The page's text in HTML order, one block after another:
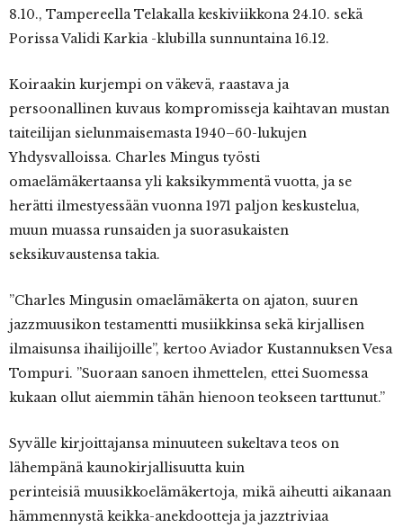
8.10., Tampereella Telakalla keskiviikkona 24.10. sekä
Porissa Validi Karkia -klubilla sunnuntaina 16.12.
Koiraakin kurjempi on väkevä, raastava ja
persoonallinen kuvaus kompromisseja kaihtavan mustan
taiteilijan sielunmaisemasta 1940–60-lukujen
Yhdysvalloissa. Charles Mingus työsti
omaelämäkertaansa yli kaksikymmentä vuotta, ja se
herätti ilmestyessään vuonna 1971 paljon keskustelua,
muun muassa runsaiden ja suorasukaisten
seksikuvaustensa takia.
”Charles Mingusin omaelämäkerta on ajaton, suuren
jazzmuusikon testamentti musiikkinsa sekä kirjallisen
ilmaisunsa ihailijoille”, kertoo Aviador Kustannuksen Vesa
Tompuri. ”Suoraan sanoen ihmettelen, ettei Suomessa
kukaan ollut aiemmin tähän hienoon teokseen tarttunut.”
Syvälle kirjoittajansa minuuteen sukeltava teos on
lähempänä kaunokirjallisuutta kuin
perinteisiä muusikkoelämäkertoja, mikä aiheutti aikanaan
hämmennystä keikka-anekdootteja ja jazztriviaa